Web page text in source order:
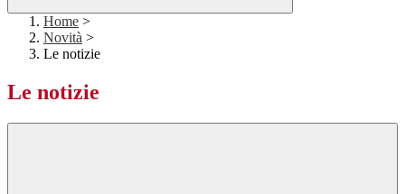
Home >
Novità >
Le notizie
Le notizie